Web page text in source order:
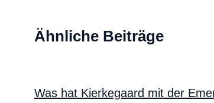
Ähnliche Beiträge
Was hat Kierkegaard mit der